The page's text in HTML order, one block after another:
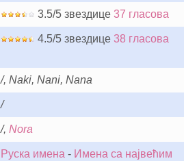
3.5/5 звездице 37 гласова
4.5/5 звездице 38 гласова
/, Naki, Nani, Nana
/
/, Nora
Руска имена - Имена са највећим